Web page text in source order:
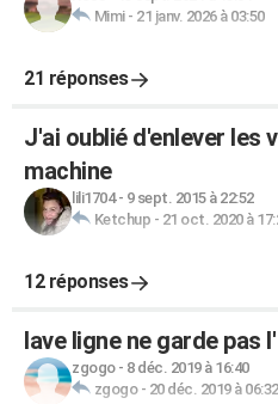
Mimi- 21 janv. 2026 à 03:50
21 réponses
J'ai oublié d'enlever les
machine
lili1704- 9 sept. 2015 à 22:52
Ketchup - 21 oct. 2020 à
12 réponses
lave ligne ne garde pas
zgogo- 8 déc. 2019 à 16:40
zgogo- 20 déc. 2019 à 06:32